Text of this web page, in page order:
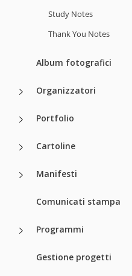
Study Notes
Thank You Notes
Album fotografici
Organizzatori
Portfolio
Cartoline
Manifesti
Comunicati stampa
Programmi
Gestione progetti